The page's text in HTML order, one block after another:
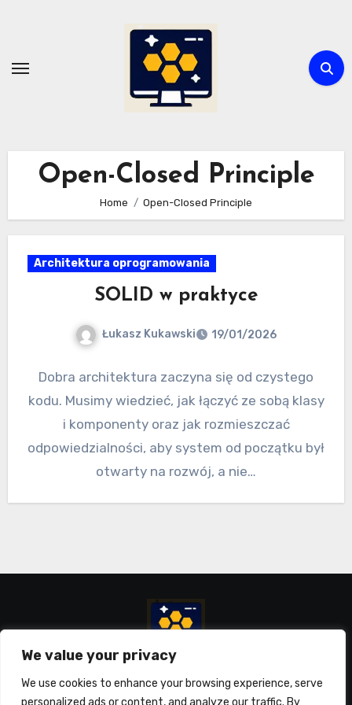
We value your privacy
We use cookies to enhance your browsing experience, serve
personalized ads or content, and analyze our traffic. By
Open-Closed Principle
Home Open-Closed Principle
Architektura oprogramowania
SOLID w praktyce
Łukasz Kukawski 19/01/2026
Dobra architektura zaczyna się od czystego
kodu. Musimy wiedzieć, jak łączyć ze sobą klasy
i komponenty oraz jak rozmieszczać
odpowiedzialności, aby system od początku był
otwarty na rozwój, a nie…
Łukasz Kukawski